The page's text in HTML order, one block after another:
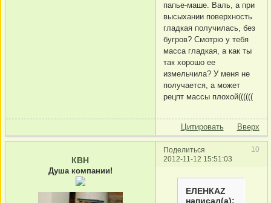
папье-маше. Валь, а при
высыхании поверхность
гладкая получилась, без
бугров? Смотрю у тебя
масса гладкая, а как ты
так хорошо ее
измельчила? У меня не
получается, а может
рецпт массы плохой((((((
Цитировать Вверх
Поделиться
10
2012-11-12 15:51:03
КВН
Душа компании!
ЕЛЕНКАZ
написал(а):